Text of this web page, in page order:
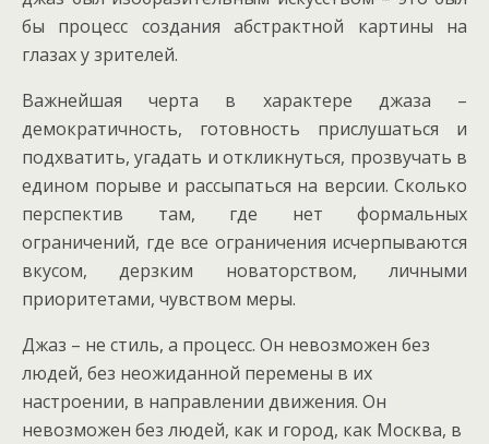
бы процесс создания абстрактной картины на
глазах у зрителей.
Важнейшая черта в характере джаза –
демократичность, готовность прислушаться и
подхватить, угадать и откликнуться, прозвучать в
едином порыве и рассыпаться на версии. Сколько
перспектив там, где нет формальных
ограничений, где все ограничения исчерпываются
вкусом, дерзким новаторством, личными
приоритетами, чувством меры.
Джаз – не стиль, а процесс. Он невозможен без
людей, без неожиданной перемены в их
настроении, в направлении движения. Он
невозможен без людей, как и город, как Москва, в